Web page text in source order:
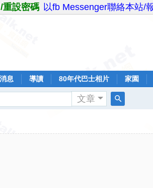
重設密碼 以fb Messenger聯絡本站/
息 導讀 80年代巴士相片 家園
文章